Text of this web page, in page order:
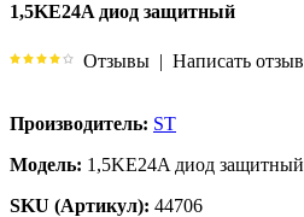
1,5KE24A диод защитный
Отзывы | Написать отзыв
Производитель: ST
Модель: 1,5KE24A диод защитный
SKU (Артикул): 44706